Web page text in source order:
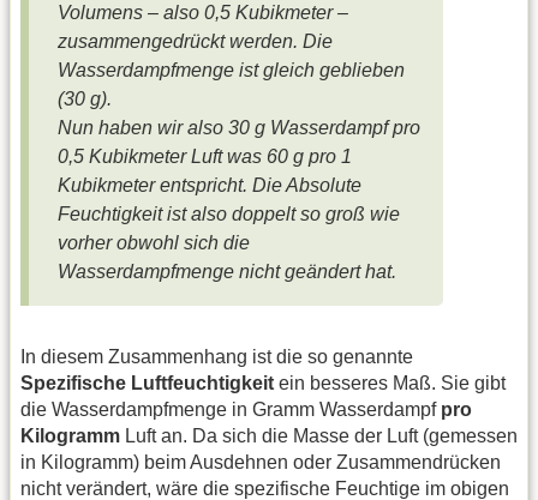
Volumens – also 0,5 Kubikmeter –
zusammengedrückt werden. Die
Wasserdampfmenge ist gleich geblieben
(30 g).
Nun haben wir also 30 g Wasserdampf pro
0,5 Kubikmeter Luft was 60 g pro 1
Kubikmeter entspricht. Die Absolute
Feuchtigkeit ist also doppelt so groß wie
vorher obwohl sich die
Wasserdampfmenge nicht geändert hat.
In diesem Zusammenhang ist die so genannte
Spezifische Luftfeuchtigkeit ein besseres Maß. Sie gibt
die Wasserdampfmenge in Gramm Wasserdampf pro
Kilogramm Luft an. Da sich die Masse der Luft (gemessen
in Kilogramm) beim Ausdehnen oder Zusammendrücken
nicht verändert, wäre die spezifische Feuchtige im obigen